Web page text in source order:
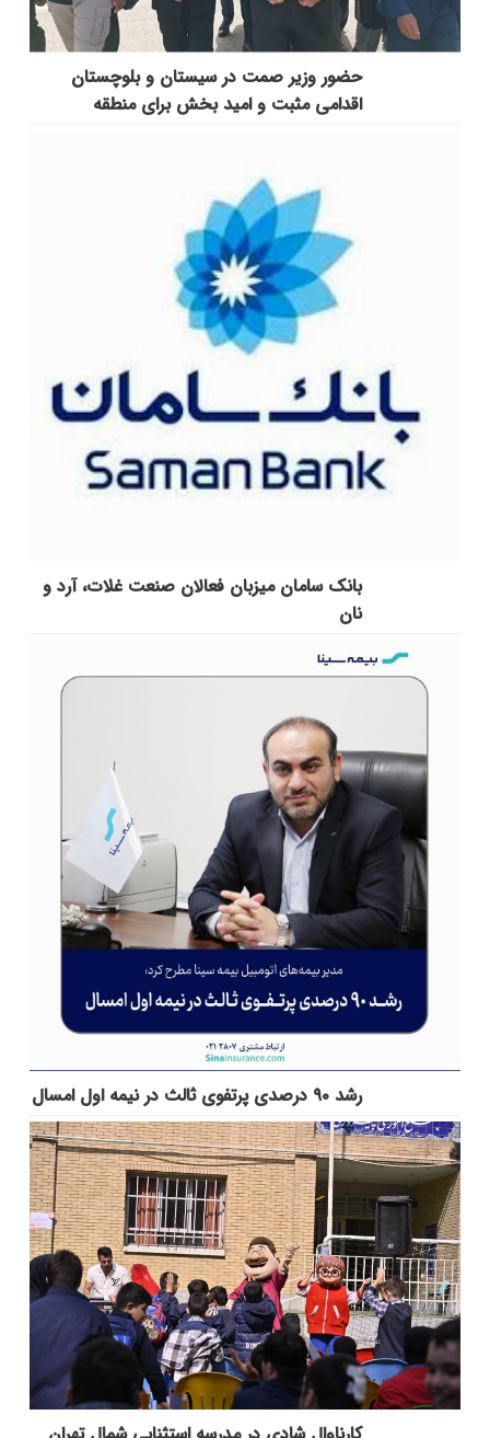
حضور وزیر صمت در سیستان و بلوچستان
اقدامی مثبت و امید بخش برای منطقه
بانک سامان میزبان فعالان صنعت غلات، آرد و
نان
رشد ۹۰ درصدی پرتفوی ثالث در نیمه اول امسال